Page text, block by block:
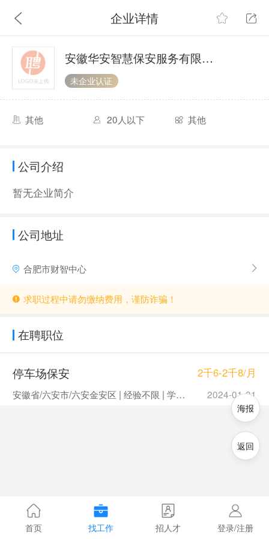
企业详情
安徽华安智慧保安服务有限公司
未企业认证
其他 20人以下 其他
公司介绍
暂无企业简介
公司地址
合肥市财智中心
求职过程中请勿缴纳费用，谨防诈骗！
在聘职位
停车场保安 2千6-2千8/月
安徽省/六安市/六安金安区 | 经验不限 | 学历不限 2024-01-31
海报
返回
首页 找工作 招人才 登录/注册